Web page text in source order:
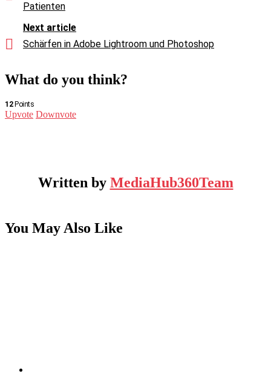
Patienten
Next article
Schärfen in Adobe Lightroom und Photoshop
What do you think?
12Points
Upvote Downvote
Written by MediaHub360Team
You May Also Like